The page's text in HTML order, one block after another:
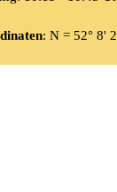
: N = 52° 8'